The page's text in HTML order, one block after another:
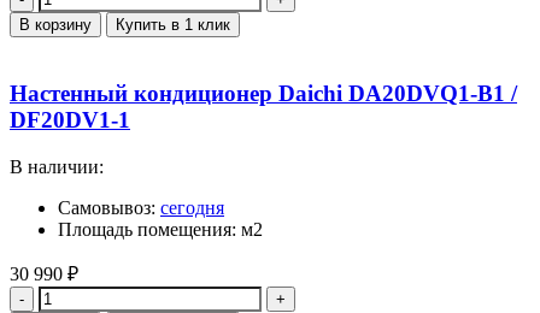
В корзину Купить в 1 клик
Настенный кондиционер Daichi DA20DVQ1-B1 /
DF20DV1-1
В наличии:
Самовывоз: сегодня
Площадь помещения: м2
30 990 ₽
Количество